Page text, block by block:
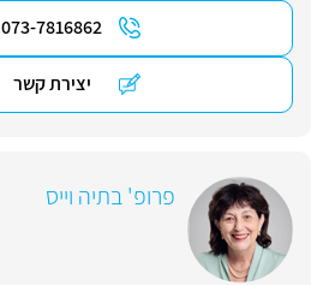
073-7816862
יצירת קשר
פרופ' בתיה וייס